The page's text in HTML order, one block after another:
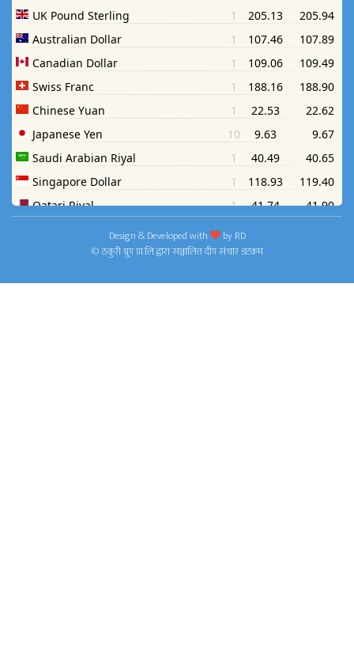
Design & Developed with byRD
© ठकुरी ग्रुप प्रा.लि द्वारा सञ्चालित दीप संचार डटकम